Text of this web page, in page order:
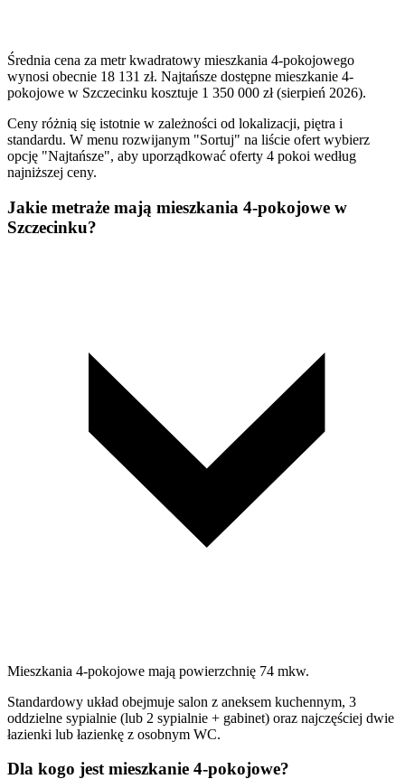
Średnia cena za metr kwadratowy mieszkania 4-pokojowego
wynosi obecnie 18 131 zł. Najtańsze dostępne mieszkanie 4-
pokojowe w Szczecinku kosztuje 1 350 000 zł (sierpień 2026).
Ceny różnią się istotnie w zależności od lokalizacji, piętra i
standardu. W menu rozwijanym "Sortuj" na liście ofert wybierz
opcję "Najtańsze", aby uporządkować oferty 4 pokoi według
najniższej ceny.
Jakie metraże mają mieszkania 4-pokojowe w
Szczecinku?
Mieszkania 4-pokojowe mają powierzchnię 74 mkw.
Standardowy układ obejmuje salon z aneksem kuchennym, 3
oddzielne sypialnie (lub 2 sypialnie + gabinet) oraz najczęściej dwie
łazienki lub łazienkę z osobnym WC.
Dla kogo jest mieszkanie 4-pokojowe?